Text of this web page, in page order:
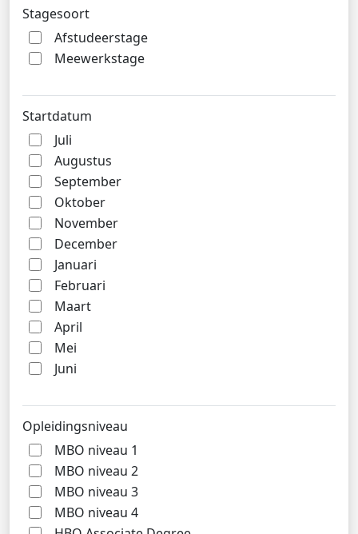
Stagesoort
Afstudeerstage
Meewerkstage
Startdatum
Juli
Augustus
September
Oktober
November
December
Januari
Februari
Maart
April
Mei
Juni
Opleidingsniveau
MBO niveau 1
MBO niveau 2
MBO niveau 3
MBO niveau 4